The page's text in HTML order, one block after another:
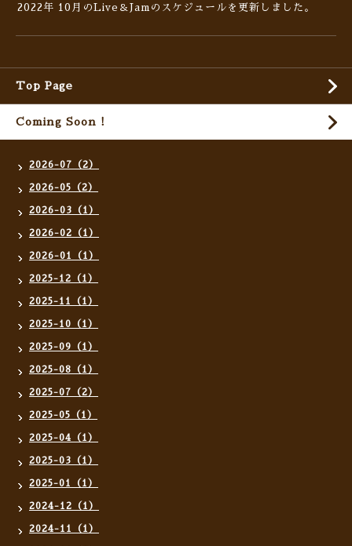
2022年 10月のLive＆Jamのスケジュールを更新しました。
Top Page
Coming Soon !
2026-07（2）
2026-05（2）
2026-03（1）
2026-02（1）
2026-01（1）
2025-12（1）
2025-11（1）
2025-10（1）
2025-09（1）
2025-08（1）
2025-07（2）
2025-05（1）
2025-04（1）
2025-03（1）
2025-01（1）
2024-12（1）
2024-11（1）